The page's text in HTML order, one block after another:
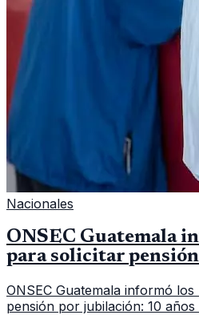
Nacionales
ONSEC Guatemala
para solicitar
ONSEC Guatemala informó
pensión por jubilación: 10